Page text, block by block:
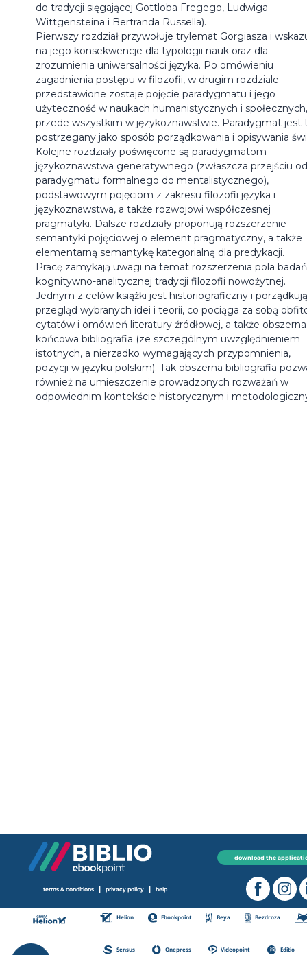
do tradycji sięgającej Gottloba Fregego, Ludwiga
Wittgensteina i Bertranda Russella).
Pierwszy rozdział przywołuje trylemat Gorgiasza i
na jego konsekwencje dla typologii nauk oraz dla
zrozumienia uniwersalności języka. Po omówieniu
zagadnienia postępu w filozofii, w drugim rozdziale
przedstawione zostaje pojęcie paradygmatu i jego
użyteczność w naukach humanistycznych i
przede wszystkim w językoznawstwie. Paradygmat jest
postrzegany jako sposób porządkowania i opisywania
Kolejne rozdziały poświęcone są paradygmatom
językoznawstwa generatywnego (zwłaszcza przejściu od
paradygmatu formalnego do mentalistycznego),
podstawowym pojęciom z zakresu filozofii języka i
językoznawstwa, a także rozwojowi współczesnej
pragmatyki. Dalsze rozdziały proponują rozszerzenie
semantyki pojęciowej o element pragmatyczny, a także
elementarną semantykę kategorialną dla predykacji.
Pracę zamykają uwagi na temat rozszerzenia pola
kognitywno-analitycznej tradycji filozofii nowożytnej.
Jednym z celów książki jest historiograficzny i
przegląd wybranych idei i teorii, co pociąga za sobą
cytatów i omówień literatury źródłowej, a także obszerna
końcowa bibliografia (ze szczególnym uwzględnieniem
istotnych, a nierzadko wymagających przypomnienia,
pozycji w języku polskim). Tak obszerna bibliografia
również na umieszczenie prowadzonych rozważań w
odpowiednim kontekście historycznym i
download the
terms & conditions | privacy policy | help
Helion Ebookpoint Beya Bezdroza
Sensus Onepress Videopoint Editio